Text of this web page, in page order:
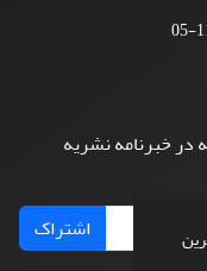
در خبرنامه نشریه
اشتراک